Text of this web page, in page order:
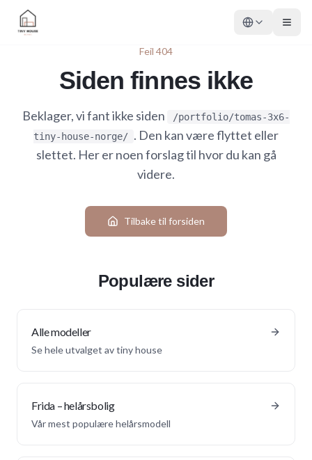
Feil 404
Siden finnes ikke
Beklager, vi fant ikke siden
/portfolio/tomas-3x6-
tiny-house-norge/ . Den kan være flyttet eller
slettet. Her er noen forslag til hvor du kan gå
videre.
Tilbake til forsiden
Populære sider
Alle modeller
Se hele utvalget av tiny house
Frida – helårsbolig
Vår mest populære helårsmodell